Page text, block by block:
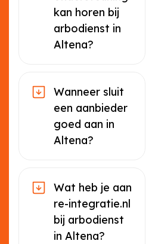
kan horen bij
arbodienst in
Altena?
Wanneer sluit
een aanbieder
goed aan in
Altena?
Wat heb je aan
re-integratie.nl
bij arbodienst
in Altena?